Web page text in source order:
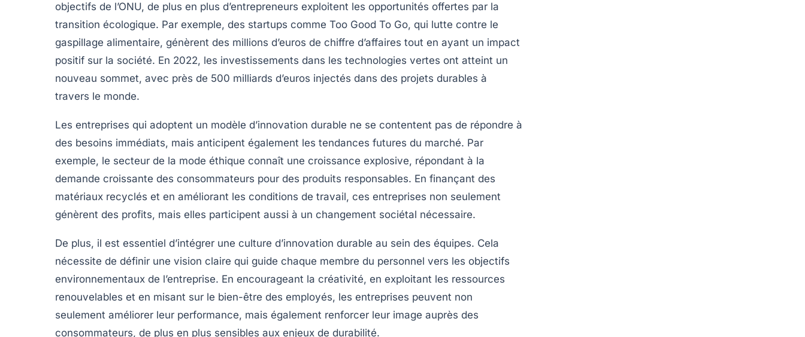
objectifs de l’ONU, de plus en plus d’entrepreneurs exploitent les opportunités offertes par la
transition écologique. Par exemple, des startups comme Too Good To Go, qui lutte contre le
gaspillage alimentaire, génèrent des millions d’euros de chiffre d’affaires tout en ayant un impact
positif sur la société. En 2022, les investissements dans les technologies vertes ont atteint un
nouveau sommet, avec près de 500 milliards d’euros injectés dans des projets durables à
travers le monde.
Les entreprises qui adoptent un modèle d’innovation durable ne se contentent pas de répondre à
des besoins immédiats, mais anticipent également les tendances futures du marché. Par
exemple, le secteur de la mode éthique connaît une croissance explosive, répondant à la
demande croissante des consommateurs pour des produits responsables. En finançant des
matériaux recyclés et en améliorant les conditions de travail, ces entreprises non seulement
génèrent des profits, mais elles participent aussi à un changement sociétal nécessaire.
De plus, il est essentiel d’intégrer une culture d’innovation durable au sein des équipes. Cela
nécessite de définir une vision claire qui guide chaque membre du personnel vers les objectifs
environnementaux de l’entreprise. En encourageant la créativité, en exploitant les ressources
renouvelables et en misant sur le bien-être des employés, les entreprises peuvent non
seulement améliorer leur performance, mais également renforcer leur image auprès des
consommateurs, de plus en plus sensibles aux enjeux de durabilité.